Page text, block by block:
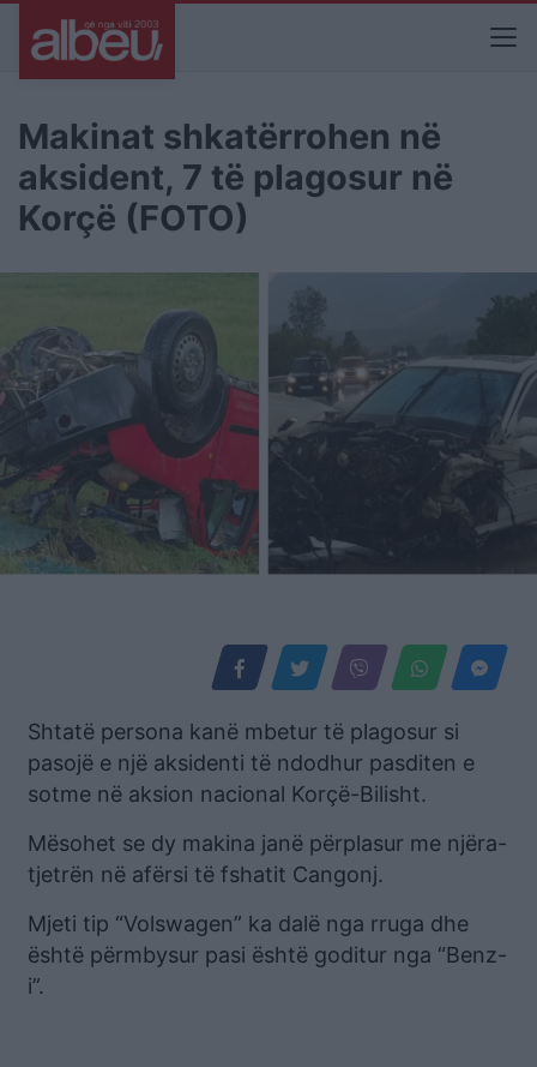
Makinat shkatërrohen në
aksident, 7 të plagosur në
Korçë (FOTO)
Shtatë persona kanë mbetur të plagosur si
pasojë e një aksidenti të ndodhur pasditen e
sotme në aksion nacional Korçë-Bilisht.
Mësohet se dy makina janë përplasur me njëra-
tjetrën në afërsi të fshatit Cangonj.
Mjeti tip “Volswagen” ka dalë nga rruga dhe
është përmbysur pasi është goditur nga “Benz-
i”.